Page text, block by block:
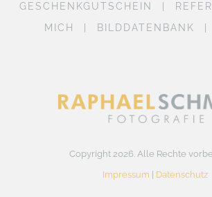
GESCHENKGUTSCHEIN
MICH
BILDDATENBANK
Copyright 2026. Alle Rechte
Impressum
Datenschutz